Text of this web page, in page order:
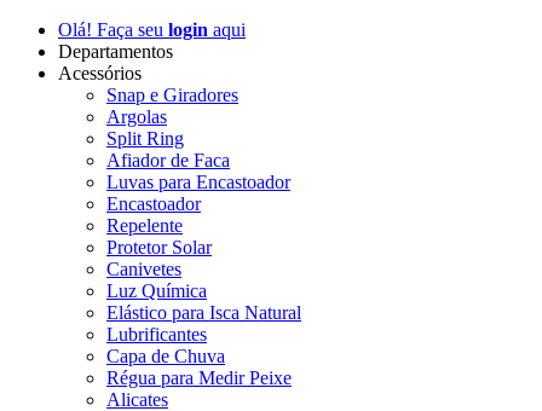
Olá! Faça seu login aqui
Departamentos
Acessórios
Snap e Giradores
Argolas
Split Ring
Afiador de Faca
Luvas para Encastoador
Encastoador
Repelente
Protetor Solar
Canivetes
Luz Química
Elástico para Isca Natural
Lubrificantes
Capa de Chuva
Régua para Medir Peixe
Alicates